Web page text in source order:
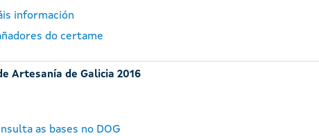
información
do certame
Artesanía de Galicia 2016
as bases no DOG